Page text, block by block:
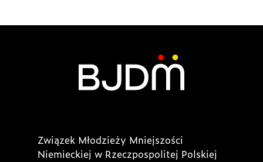
Związek Młodzieży Mniejszości
Niemieckiej w Rzeczpospolitej Polskiej